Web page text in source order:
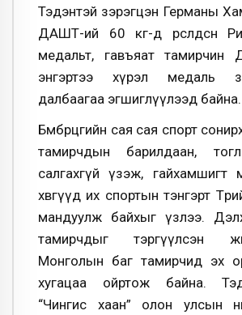
Тэдэнтэй зэрэгцэн Германы
ДАШТ-ий 60 кг-д өрсөлдсөн
медальт, гавъяат тамирчин
энгэртээ хүрэл медаль
далбаагаа эгшиглүүлээд байна.
Бөмбөрцөгийн сая сая спорт
тамирчдын барилдаан,
салгахгүй үзэж, гайхамшигт
хөвгүүд их спортын тэнгэрт
мандуулж байхыг үзлээ.
тамирчдыг тэргүүлсэн
Монголын баг тамирчид эх
хугацаа ойртож байна.
“Чингис хаан” олон улсын